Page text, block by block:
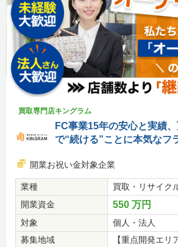
買取専門店キングラム
FC事業15年の安心と実績
で“続ける”ことに本気なフ
開業お祝い金対象企業
業種
買取・リサイク
開業資金
550 万円
対象
個人・法人
募集地域
【重点開発エリ